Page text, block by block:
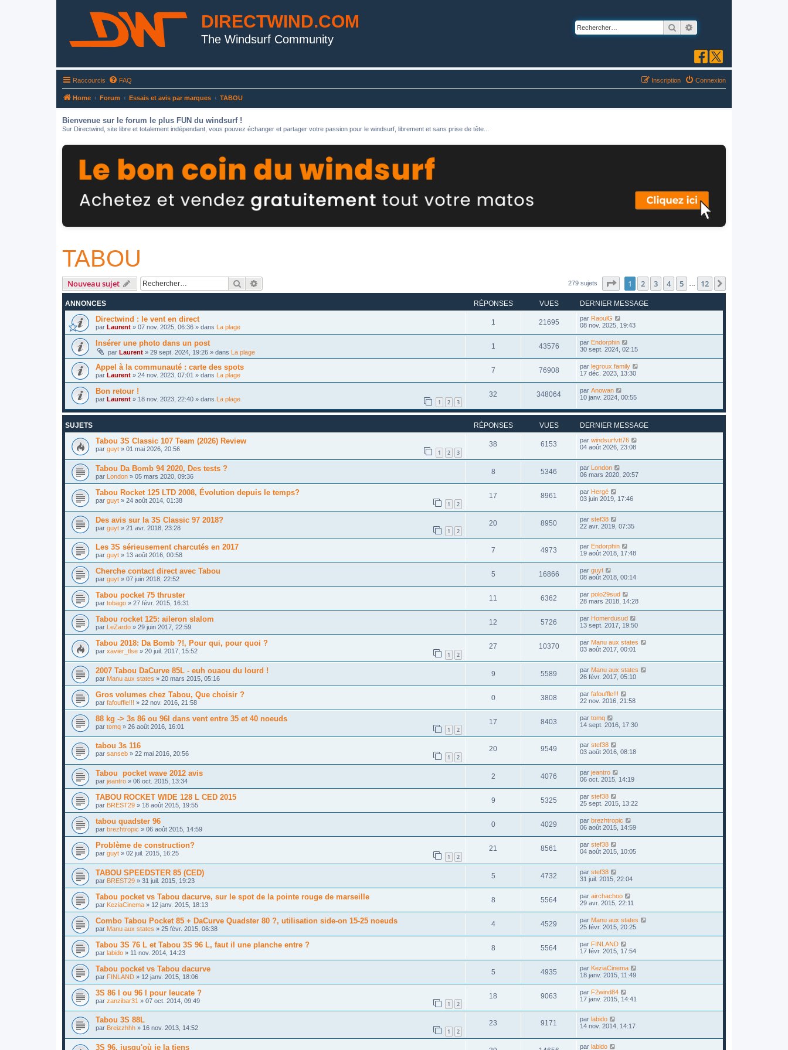
DIRECTWIND.COM
The Windsurf Community
Rechercher
Raccourcis FAQ Connexion
Inscription
Home Forum Essais et avis par marques TABOU
Bienvenue sur le forum le plus FUN du windsurf !
Sur Directwind, site libre et totalement indépendant, vous pouvez échanger et partager votre passion pour le windsurf, librement et sans prise de tête...
TABOU
Nouveau sujet Rechercher 279 sujets Page sur12
1 2 3 4 5 12
ANNONCES RÉPONSES VUES DERNIER MESSAGE
Directwind : le vent en direct
par Laurent » 07 nov. 2025, 06:36 » dans La plage
1 21695 par RaoulG
08 nov. 2025, 19:43
Insérer une photo dans un post
par Laurent » 29 sept. 2024, 19:26 » dans La plage
1 43576 par Endorphin
30 sept. 2024, 02:15
Appel à la communauté : carte des spots
par Laurent » 24 nov. 2023, 07:01 » dans La plage
7 76908 par legroux.family
17 déc. 2023, 13:30
Bon retour !
par Laurent » 18 nov. 2023, 22:40 » dans La plage 1 2 3
32 348064 par Anowan
10 janv. 2024, 00:55
SUJETS RÉPONSES VUES DERNIER MESSAGE
Tabou 3S Classic 107 Team (2026) Review
par guyt » 01 mai 2026, 20:56 1 2 3
38 6153 par windsurfvtt76
04 août 2026, 23:08
Tabou Da Bomb 94 2020, Des tests ?
par London » 05 mars 2020, 09:36
8 5346 par London
06 mars 2020, 20:57
Tabou Rocket 125 LTD 2008, Évolution depuis le temps?
par guyt » 24 août 2014, 01:38 1 2
17 8961 par Hergé
03 juin 2019, 17:46
Des avis sur la 3S Classic 97 2018?
par guyt » 21 avr. 2018, 23:28 1 2
20 8950 par stef38
22 avr. 2019, 07:35
Les 3S sérieusement charcutés en 2017
par guyt » 13 août 2016, 00:58
7 4973 par Endorphin
19 août 2018, 17:48
Cherche contact direct avec Tabou
par guyt » 07 juin 2018, 22:52
5 16866 par guyt
08 août 2018, 00:14
Tabou pocket 75 thruster
par tobago » 27 févr. 2015, 16:31
11 6362 par polo29sud
28 mars 2018, 14:28
Tabou rocket 125: aileron slalom
par LeZardo » 29 juin 2017, 22:59
12 5726 par Homerdusud
13 sept. 2017, 19:50
Tabou 2018: Da Bomb ?!, Pour qui, pour quoi ?
par xavier_tlse » 20 juil. 2017, 15:52 1 2
27 10370 par Manu aux states
03 août 2017, 00:01
2007 Tabou DaCurve 85L - euh ouaou du lourd !
par Manu aux states » 20 mars 2015, 05:16
9 5589 par Manu aux states
26 févr. 2017, 05:10
Gros volumes chez Tabou, Que choisir ?
par fafouffle!!! » 22 nov. 2016, 21:58
0 3808 par fafouffle!!!
22 nov. 2016, 21:58
88 kg -> 3s 86 ou 96l dans vent entre 35 et 40 noeuds
par tomq » 26 août 2016, 16:01 1 2
17 8403 par tomq
14 sept. 2016, 17:30
tabou 3s 116
par sanseb » 22 mai 2016, 20:56 1 2
20 9549 par stef38
03 août 2016, 08:18
Tabou pocket wave 2012 avis
par jeantro » 06 oct. 2015, 13:34
2 4076 par jeantro
06 oct. 2015, 14:19
TABOU ROCKET WIDE 128 L CED 2015
par BREST29 » 18 août 2015, 19:55
9 5325 par stef38
25 sept. 2015, 13:22
tabou quadster 96
par brezhtropic » 06 août 2015, 14:59
0 4029 par brezhtropic
06 août 2015, 14:59
Problème de construction?
par guyt » 02 juil. 2015, 16:25 1 2
21 8561 par stef38
04 août 2015, 10:05
TABOU SPEEDSTER 85 (CED)
par BREST29 » 31 juil. 2015, 19:23
5 4732 par stef38
31 juil. 2015, 22:04
Tabou pocket vs Tabou dacurve, sur le spot de la pointe rouge de marseille
par KeziaCinema » 12 janv. 2015, 18:13
8 5564 par airchachoo
29 avr. 2015, 22:11
Combo Tabou Pocket 85 + DaCurve Quadster 80 ?, utilisation side-on 15-25 noeuds
par Manu aux states » 25 févr. 2015, 06:38
4 4529 par Manu aux states
25 févr. 2015, 20:25
Tabou 3S 76 L et Tabou 3S 96 L, faut il une planche entre ?
par labido » 11 nov. 2014, 14:23
8 5564 par FINLAND
17 févr. 2015, 17:54
Tabou pocket vs Tabou dacurve
par FINLAND » 12 janv. 2015, 18:06
5 4935 par KeziaCinema
18 janv. 2015, 11:49
3S 86 l ou 96 l pour leucate ?
par zanzibar31 » 07 oct. 2014, 09:49 1 2
18 9063 par F2wind84
17 janv. 2015, 14:41
Tabou 3S 88L
par Breizzhhh » 16 nov. 2013, 14:52 1 2
23 9171 par labido
14 nov. 2014, 14:17
3S 96, jusqu'où je la tiens par labido